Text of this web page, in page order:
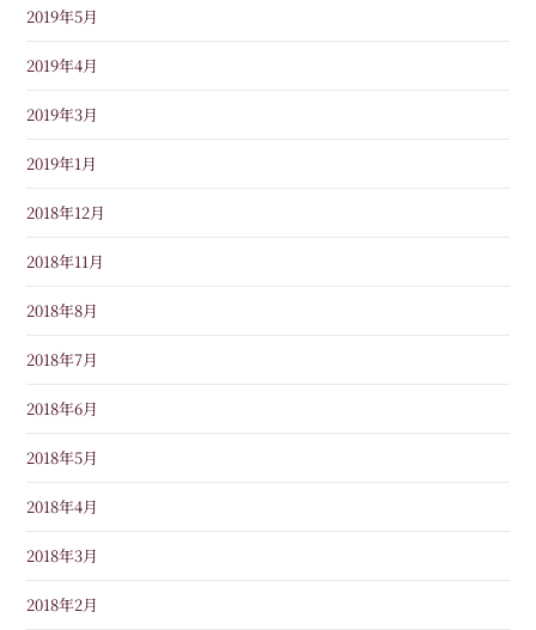
2019年5月
2019年4月
2019年3月
2019年1月
2018年12月
2018年11月
2018年8月
2018年7月
2018年6月
2018年5月
2018年4月
2018年3月
2018年2月